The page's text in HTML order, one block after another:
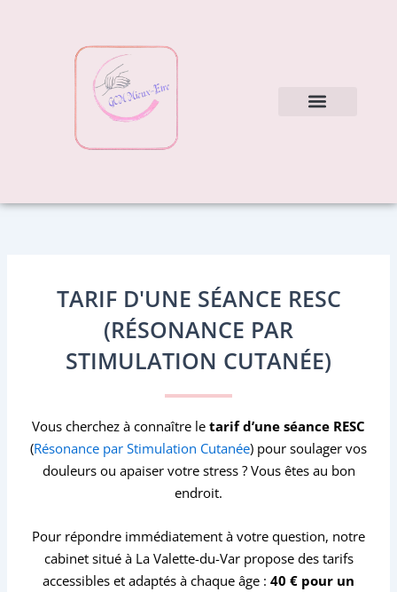
TARIF D'UNE SÉANCE RESC
(RÉSONANCE PAR
STIMULATION CUTANÉE)
Vous cherchez à connaître le tarif d’une séance RESC
(Résonance par Stimulation Cutanée) pour soulager vos
douleurs ou apaiser votre stress ? Vous êtes au bon
endroit.
Pour répondre immédiatement à votre question, notre
cabinet situé à La Valette-du-Var propose des tarifs
accessibles et adaptés à chaque âge : 40 € pour un